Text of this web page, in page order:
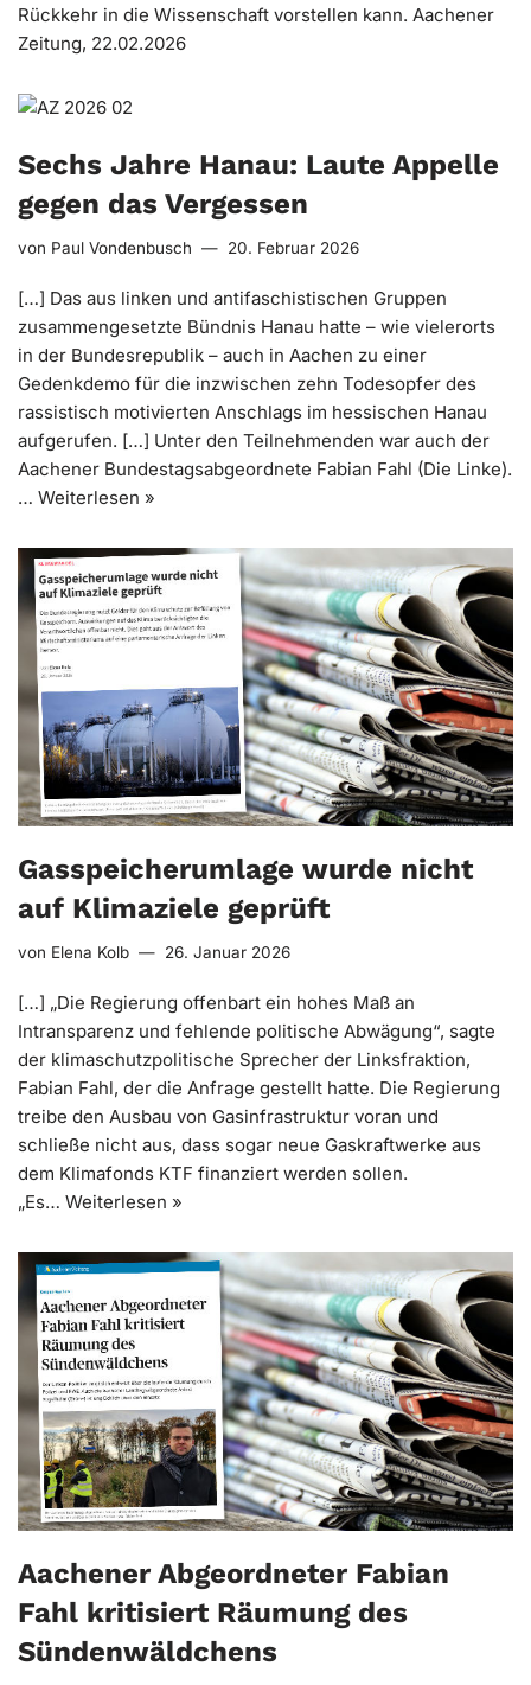
Rückkehr in die Wissenschaft vorstellen kann. Aachener
Zeitung, 22.02.2026
Sechs Jahre Hanau: Laute Appelle
gegen das Vergessen
von Paul Vondenbusch 20. Februar 2026
[…] Das aus linken und antifaschistischen Gruppen
zusammengesetzte Bündnis Hanau hatte – wie vielerorts
in der Bundesrepublik – auch in Aachen zu einer
Gedenkdemo für die inzwischen zehn Todesopfer des
rassistisch motivierten Anschlags im hessischen Hanau
aufgerufen. […] Unter den Teilnehmenden war auch der
Aachener Bundestagsabgeordnete Fabian Fahl (Die Linke).
… Weiterlesen »
Gasspeicherumlage wurde nicht
auf Klimaziele geprüft
von Elena Kolb 26. Januar 2026
[…] „Die Regierung offenbart ein hohes Maß an
Intransparenz und fehlende politische Abwägung“, sagte
der klimaschutzpolitische Sprecher der Linksfraktion,
Fabian Fahl, der die Anfrage gestellt hatte. Die Regierung
treibe den Ausbau von Gasinfrastruktur voran und
schließe nicht aus, dass sogar neue Gaskraftwerke aus
dem Klimafonds KTF finanziert werden sollen.
„Es… Weiterlesen »
Aachener Abgeordneter Fabian
Fahl kritisiert Räumung des
Sündenwäldchens